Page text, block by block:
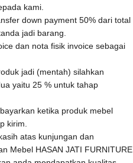
kami.
down payment 50% dari total
jadi barang.
dan nota fisik invoice sebagai
jadi (mentah) silahkan
yaitu 25 % untuk tahap
ketika produk mebel
kirim.
atas kunjungan dan
Mebel HASAN JATI FURNITURE